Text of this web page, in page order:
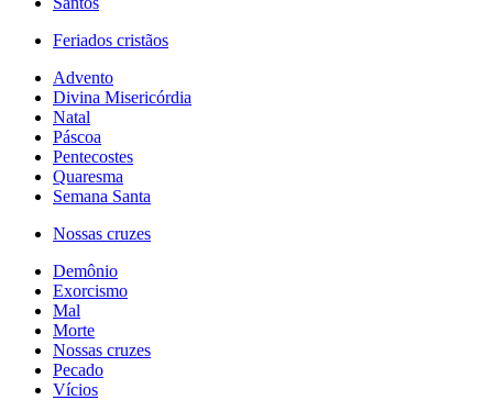
Feriados cristãos
Advento
Divina Misericórdia
Natal
Páscoa
Pentecostes
Quaresma
Semana Santa
Nossas cruzes
Demônio
Exorcismo
Mal
Morte
Nossas cruzes
Pecado
Vícios